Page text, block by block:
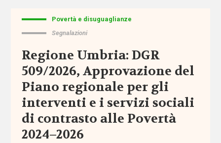
(1.072)
con
disabilità
(2.195)
Politiche
e governo
del welfare
(1.768)
Povertà e disuguaglianze
Segnalazioni
Regione Umbria: DGR
509/2026, Approvazione del
Piano regionale per gli
interventi e i servizi sociali
di contrasto alle Povertà
2024–2026